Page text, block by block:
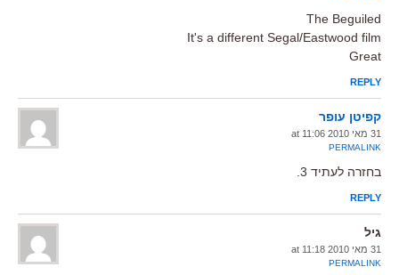
The Beguiled
It's a different Segal/Eastwood film
Great
REPLY
קפיטן עופר
31 מאי 2010 at 11:06
PERMALINK
בחזרה לעתיד 3.
REPLY
גיל
31 מאי 2010 at 11:18
PERMALINK